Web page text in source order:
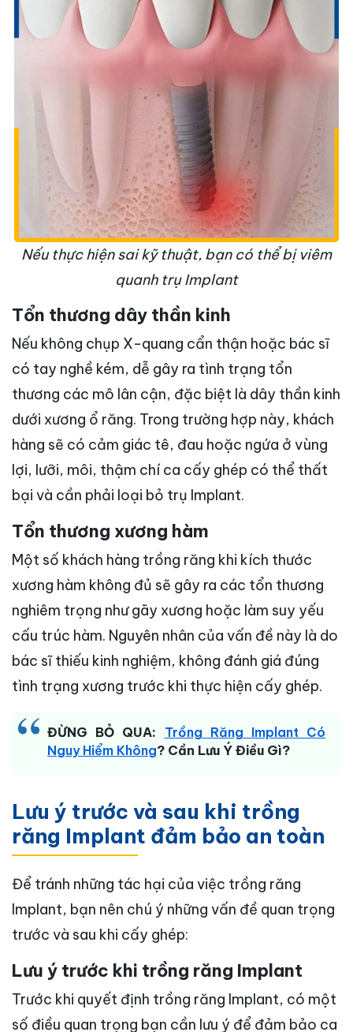
Nếu thực hiện sai kỹ thuật, bạn có thể bị viêm
quanh trụ Implant
Tổn thương dây thần kinh
Nếu không chụp X-quang cẩn thận hoặc bác sĩ
có tay nghề kém, dễ gây ra tình trạng tổn
thương các mô lân cận, đặc biệt là dây thần kinh
dưới xương ổ răng. Trong trường hợp này, khách
hàng sẽ có cảm giác tê, đau hoặc ngứa ở vùng
lợi, lưỡi, môi, thậm chí ca cấy ghép có thể thất
bại và cần phải loại bỏ trụ Implant.
Tổn thương xương hàm
Một số khách hàng trồng răng khi kích thước
xương hàm không đủ sẽ gây ra các tổn thương
nghiêm trọng như gãy xương hoặc làm suy yếu
cấu trúc hàm. Nguyên nhân của vấn đề này là do
bác sĩ thiếu kinh nghiệm, không đánh giá đúng
tình trạng xương trước khi thực hiện cấy ghép.
ĐỪNG BỎ QUA: Trồng Răng Implant Có
Nguy Hiểm Không? Cần Lưu Ý Điều Gì?
Lưu ý trước và sau khi trồng
răng Implant đảm bảo an toàn
Để tránh những tác hại của việc trồng răng
Implant, bạn nên chú ý những vấn đề quan trọng
trước và sau khi cấy ghép:
Lưu ý trước khi trồng răng Implant
Trước khi quyết định trồng răng Implant, có một
số điều quan trọng bạn cần lưu ý để đảm bảo ca